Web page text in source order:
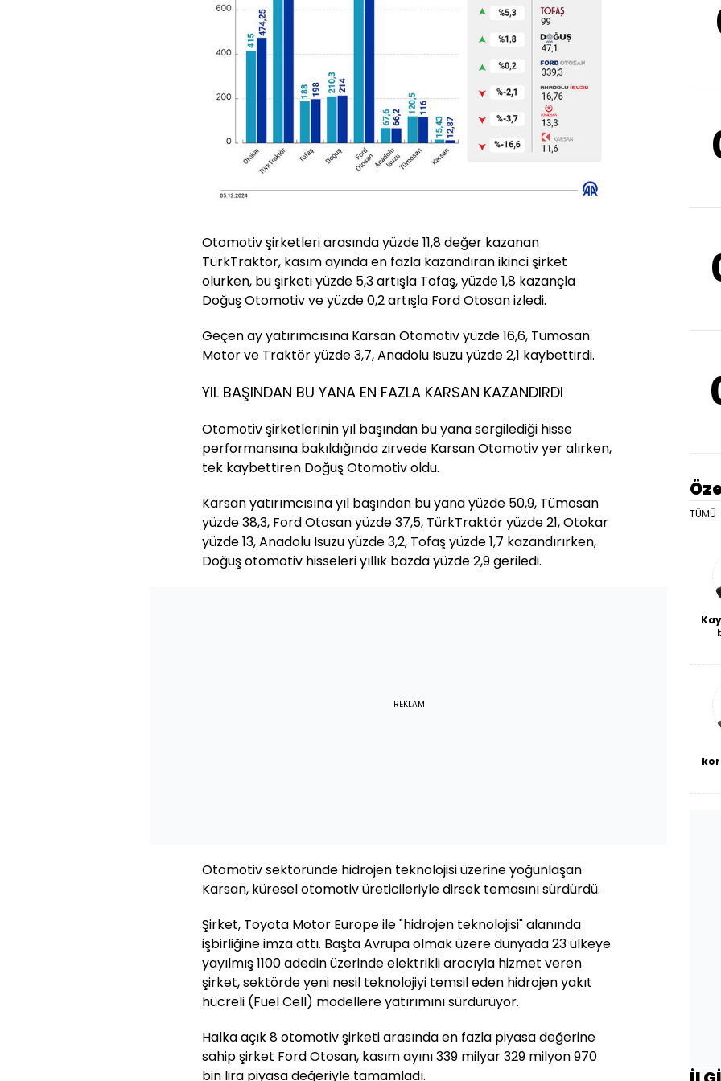
Otomotiv şirketleri arasında yüzde 11,8 değer kazanan
TürkTraktör, kasım ayında en fazla kazandıran ikinci şirket
olurken, bu şirketi yüzde 5,3 artışla Tofaş, yüzde 1,8 kazançla
Doğuş Otomotiv ve yüzde 0,2 artışla Ford Otosan izledi.
Geçen ay yatırımcısına Karsan Otomotiv yüzde 16,6, Tümosan
Motor ve Traktör yüzde 3,7, Anadolu Isuzu yüzde 2,1 kaybettirdi.
YIL BAŞINDAN BU YANA EN FAZLA KARSAN KAZANDIRDI
Otomotiv şirketlerinin yıl başından bu yana sergilediği hisse
performansına bakıldığında zirvede Karsan Otomotiv yer alırken,
tek kaybettiren Doğuş Otomotiv oldu.
Karsan yatırımcısına yıl başından bu yana yüzde 50,9, Tümosan
yüzde 38,3, Ford Otosan yüzde 37,5, TürkTraktör yüzde 21, Otokar
yüzde 13, Anadolu Isuzu yüzde 3,2, Tofaş yüzde 1,7 kazandırırken,
Doğuş otomotiv hisseleri yıllık bazda yüzde 2,9 geriledi.
REKLAM
Otomotiv sektöründe hidrojen teknolojisi üzerine yoğunlaşan
Karsan, küresel otomotiv üreticileriyle dirsek temasını sürdürdü.
Şirket, Toyota Motor Europe ile "hidrojen teknolojisi" alanında
işbirliğine imza attı. Başta Avrupa olmak üzere dünyada 23 ülkeye
yayılmış 1100 adedin üzerinde elektrikli aracıyla hizmet veren
şirket, sektörde yeni nesil teknolojiyi temsil eden hidrojen yakıt
hücreli (Fuel Cell) modellere yatırımını sürdürüyor.
Halka açık 8 otomotiv şirketi arasında en fazla piyasa değerine
sahip şirket Ford Otosan, kasım ayını 339 milyar 329 milyon 970
bin lira piyasa değeriyle tamamladı.
TÜMÜ